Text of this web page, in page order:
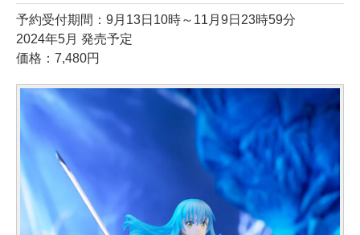
予約受付期間：9月13日10時～11月9日23時59分
2024年5月 発売予定
価格：7,480円